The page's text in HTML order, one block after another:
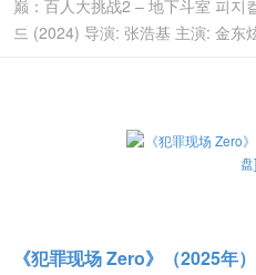
巅：百人大挑战2 – 地下斗室 피지
드 (2024) 导演: 张浩基 主演: 金东
《犯罪现场 Zero》（2025年